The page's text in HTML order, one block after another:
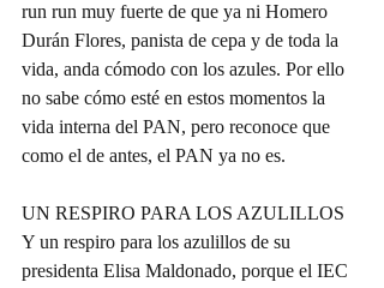
run run muy fuerte de que ya ni Homero
Durán Flores, panista de cepa y de toda la
vida, anda cómodo con los azules. Por ello
no sabe cómo esté en estos momentos la
vida interna del PAN, pero reconoce que
como el de antes, el PAN ya no es.
UN RESPIRO PARA LOS AZULILLOS
Y un respiro para los azulillos de su
presidenta Elisa Maldonado, porque el IEC